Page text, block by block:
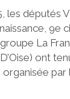
les députés
9e
La
ont
par